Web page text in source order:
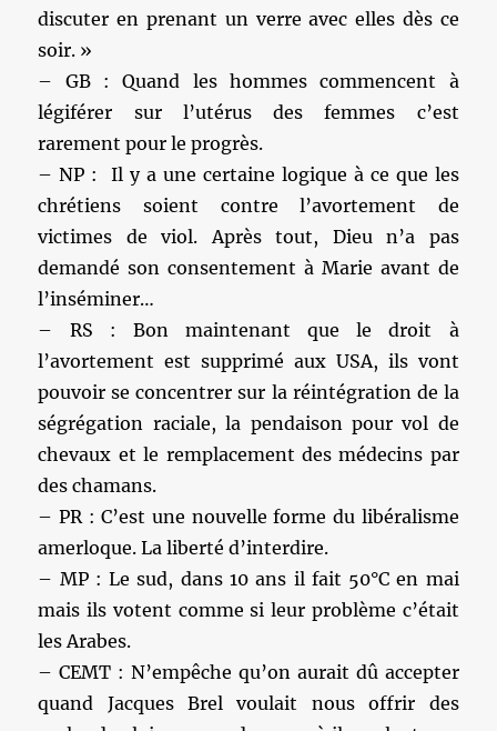
discuter en prenant un verre avec elles dès ce
soir. »
– GB : Quand les hommes commencent à
légiférer sur l’utérus des femmes c’est
rarement pour le progrès.
– NP : Il y a une certaine logique à ce que les
chrétiens soient contre l’avortement de
victimes de viol. Après tout, Dieu n’a pas
demandé son consentement à Marie avant de
l’inséminer…
– RS : Bon maintenant que le droit à
l’avortement est supprimé aux USA, ils vont
pouvoir se concentrer sur la réintégration de la
ségrégation raciale, la pendaison pour vol de
chevaux et le remplacement des médecins par
des chamans.
– PR : C’est une nouvelle forme du libéralisme
amerloque. La liberté d’interdire.
– MP : Le sud, dans 10 ans il fait 50°C en mai
mais ils votent comme si leur problème c’était
les Arabes.
– CEMT : N’empêche qu’on aurait dû accepter
quand Jacques Brel voulait nous offrir des